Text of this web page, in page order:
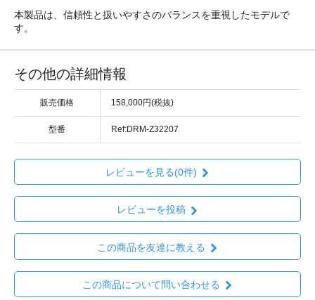
本製品は、信頼性と扱いやすさのバランスを重視したモデルで
す。
その他の詳細情報
販売価格 158,000円(税抜)
型番 Ref:DRM-Z32207
レビューを見る(0件)
レビューを投稿
この商品を友達に教える
この商品について問い合わせる